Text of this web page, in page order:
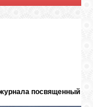
посвященный